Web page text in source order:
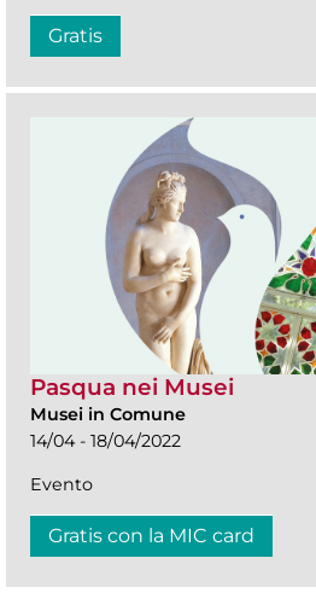
Gratis
Pasqua nei Musei
Musei in Comune
14/04 - 18/04/2022
Evento
Gratis con la MIC card